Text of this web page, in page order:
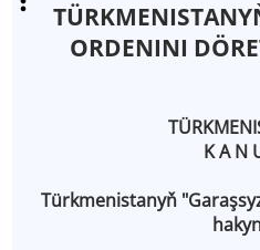
ORDENINI
K A N
Türkmenistanyň